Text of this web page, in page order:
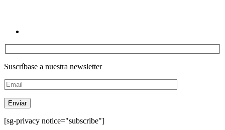
Suscríbase a nuestra newsletter
[sg-privacy notice="subscribe"]